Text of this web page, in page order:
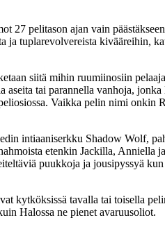
27 pelitason ajan vain
ja tuplarevolvereista kivääreihin,
siitä mihin ruumiinosiin
aseita tai parannella vanhoja,
Vaikka pelin nimi onkin
intiaaniserkku Shadow Wolf,
etenkin Jackilla, Anniella
puukkoja ja jousipyssyä
kytköksissä tavalla tai toisella
Halossa ne pienet avaruusoliot.